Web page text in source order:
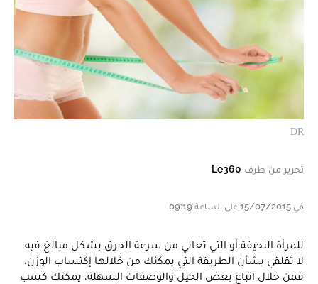
DR
تحرير من طرف Le360
في 15/07/2015 على الساعة 09:19
للمرأة النحيفة أو التي تعاني من سرعة الحرق بشكل مبالغ فيه،
لا تقلقي بشأن الطريقة التي يمكنك من خلالها إكتساب الوزن،
فمن خلال اتباع بعض الحيل والوصفات السهلة، يمكنك كسب